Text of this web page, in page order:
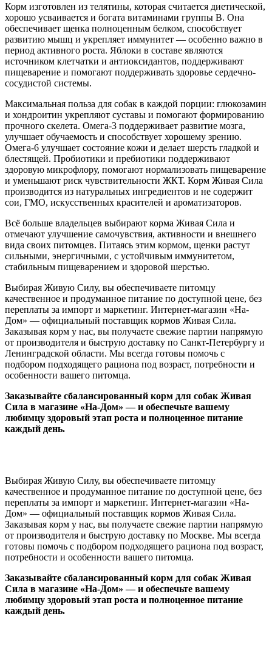
Корм изготовлен из телятины, которая считается диетической,
хорошо усваивается и богата витаминами группы B. Она
обеспечивает щенка полноценным белком, способствует
развитию мышц и укрепляет иммунитет — особенно важно в
период активного роста. Яблоки в составе являются
источником клетчатки и антиоксидантов, поддерживают
пищеварение и помогают поддерживать здоровье сердечно-
сосудистой системы.
Максимальная польза для собак в каждой порции: глюкозамин
и хондроитин укрепляют суставы и помогают формированию
прочного скелета. Омега-3 поддерживает развитие мозга,
улучшает обучаемость и способствует хорошему зрению.
Омега-6 улучшает состояние кожи и делает шерсть гладкой и
блестящей. Пробиотики и пребиотики поддерживают
здоровую микрофлору, помогают нормализовать пищеварение
и уменьшают риск чувствительности ЖКТ. Корм Живая Сила
производится из натуральных ингредиентов и не содержит
сои, ГМО, искусственных красителей и ароматизаторов.
Всё больше владельцев выбирают корма Живая Сила и
отмечают улучшение самочувствия, активности и внешнего
вида своих питомцев. Питаясь этим кормом, щенки растут
сильными, энергичными, с устойчивым иммунитетом,
стабильным пищеварением и здоровой шерстью.
Выбирая Живую Силу, вы обеспечиваете питомцу
качественное и продуманное питание по доступной цене, без
переплаты за импорт и маркетинг. Интернет-магазин «На-
Дом» — официальный поставщик кормов Живая Сила.
Заказывая корм у нас, вы получаете свежие партии напрямую
от производителя и быструю доставку по Санкт-Петербургу и
Ленинградской области. Мы всегда готовы помочь с
подбором подходящего рациона под возраст, потребности и
особенности вашего питомца.
Заказывайте сбалансированный корм для собак Живая
Сила в магазине «На-Дом» — и обеспечьте вашему
любимцу здоровый этап роста и полноценное питание
каждый день.
Выбирая Живую Силу, вы обеспечиваете питомцу
качественное и продуманное питание по доступной цене, без
переплаты за импорт и маркетинг. Интернет-магазин «На-
Дом» — официальный поставщик кормов Живая Сила.
Заказывая корм у нас, вы получаете свежие партии напрямую
от производителя и быструю доставку по Москве. Мы всегда
готовы помочь с подбором подходящего рациона под возраст,
потребности и особенности вашего питомца.
Заказывайте сбалансированный корм для собак Живая
Сила в магазине «На-Дом» — и обеспечьте вашему
любимцу здоровый этап роста и полноценное питание
каждый день.